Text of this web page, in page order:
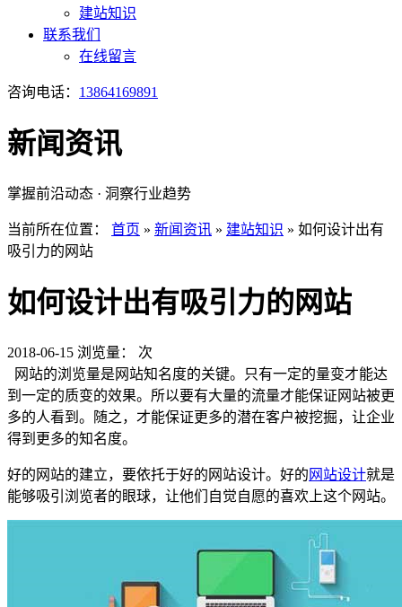
建站知识
联系我们
在线留言
咨询电话： 13864169891
新闻资讯
掌握前沿动态 · 洞察行业趋势
当前所在位置： 首页 » 新闻资讯 » 建站知识 » 如何设计出有
吸引力的网站
如何设计出有吸引力的网站
2018-06-15 浏览量：
次
网站的浏览量是网站知名度的关键。只有一定的量变才能达
到一定的质变的效果。所以要有大量的流量才能保证网站被更
多的人看到。随之，才能保证更多的潜在客户被挖掘，让企业
得到更多的知名度。
好的网站的建立，要依托于好的网站设计。好的 网站设计就是
能够吸引浏览者的眼球，让他们自觉自愿的喜欢上这个网站。